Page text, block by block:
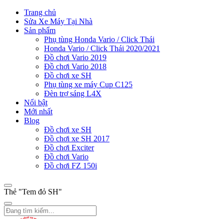
Trang chủ
Sửa Xe Máy Tại Nhà
Sản phẩm
Phụ tùng Honda Vario / Click Thái
Honda Vario / Click Thái 2020/2021
Đồ chơi Vario 2019
Đồ chơi Vario 2018
Đồ chơi xe SH
Phụ tùng xe máy Cup C125
Đèn trợ sáng L4X
Nổi bật
Mới nhất
Blog
Đồ chơi xe SH
Đồ chơi xe SH 2017
Đồ chơi Exciter
Đồ chơi Vario
Đồ chơi FZ 150i
Thẻ "Tem đỏ SH"